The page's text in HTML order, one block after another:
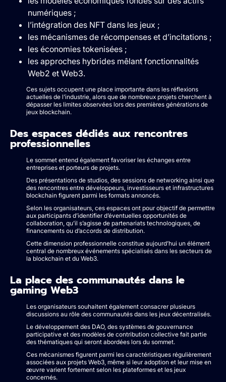
numériques ;
l’intégration des NFT dans les jeux ;
les mécanismes de récompenses et d’incitations ;
les économies tokenisées ;
les approches hybrides mêlant fonctionnalités
Web2 et Web3.
Ces sujets occupent une place importante dans les réflexions
actuelles de l’industrie, alors que de nombreux projets cherchent à
dépasser les limites observées lors des premières générations de
jeux blockchain.
Des espaces dédiés aux rencontres
professionnelles
Le sommet entend également favoriser les échanges entre
entreprises et porteurs de projets.
Des présentations de studios, des sessions de networking ainsi que
des rencontres entre développeurs, investisseurs et infrastructures
blockchain figurent parmi les formats annoncés.
Selon les organisateurs, ces espaces ont pour objectif de permettre
aux participants d’identifier d’éventuelles opportunités de
collaboration, qu’il s’agisse de partenariats technologiques, de
financements ou d’accords de distribution.
Cette dimension professionnelle constitue aujourd’hui un élément
central de nombreux événements spécialisés dans les secteurs de
la blockchain et du Web3.
La place des communautés dans le
gaming Web3
Les organisateurs souhaitent également consacrer plusieurs
discussions au rôle des communautés dans les jeux décentralisés.
Le développement des DAO, des systèmes de gouvernance
participative et des modèles de contribution collective fait partie
des thématiques qui seront abordées lors du sommet.
Ces mécanismes figurent parmi les caractéristiques régulièrement
associées aux projets Web3, même si leur adoption et leur mise en
œuvre varient fortement selon les plateformes et les jeux
concernés.